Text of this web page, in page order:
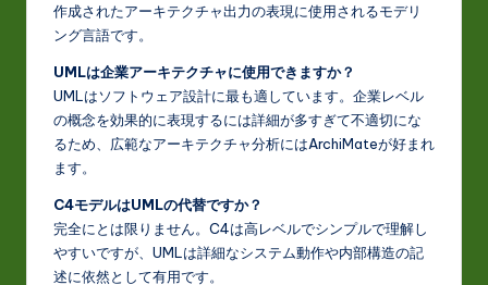
作成されたアーキテクチャ出力の表現に使用されるモデリ
ング言語です。
UMLは企業アーキテクチャに使用できますか？
UMLはソフトウェア設計に最も適しています。企業レベル
の概念を効果的に表現するには詳細が多すぎて不適切にな
るため、広範なアーキテクチャ分析にはArchiMateが好まれ
ます。
C4モデルはUMLの代替ですか？
完全にとは限りません。C4は高レベルでシンプルで理解し
やすいですが、UMLは詳細なシステム動作や内部構造の記
述に依然として有用です。